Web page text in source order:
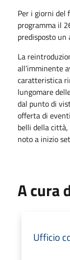
Per i giorni del
programma il
predisposto un
La
all’imminente
caratteristica
lungomare
dal punto di
offerta di
belli della
noto a inizio
A cura
Ufficio